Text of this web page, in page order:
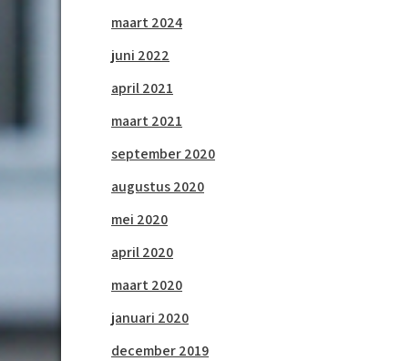
maart 2024
juni 2022
april 2021
maart 2021
september 2020
augustus 2020
mei 2020
april 2020
maart 2020
januari 2020
december 2019